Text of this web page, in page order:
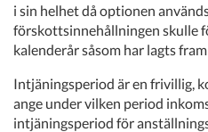
i sin helhet då optionen
förskottsinnehållningen skulle
kalenderår såsom har lagts fram
Intjäningsperiod är en frivillig,
ange under vilken period
intjäningsperiod för